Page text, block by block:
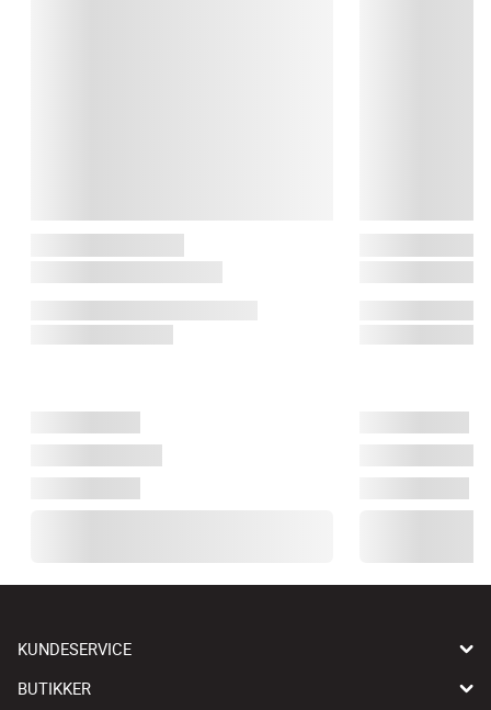
KUNDESERVICE
BUTIKKER